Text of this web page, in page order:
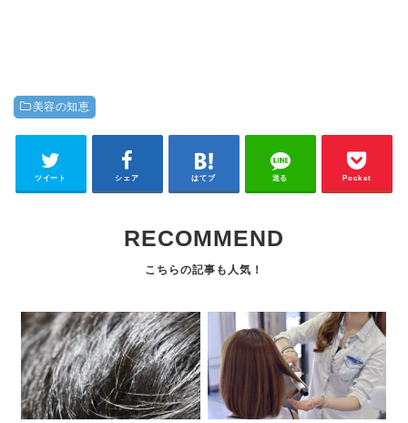
美容の知恵
ツイート シェア はてブ 送る Pocket
RECOMMEND